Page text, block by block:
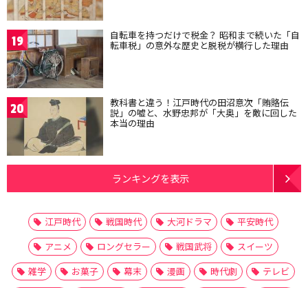
19 自転車を持つだけで税金？ 昭和まで続いた「自
転車税」の意外な歴史と脱税が横行した理由
20 教科書と違う！江戸時代の田沼意次「賄賂伝
説」の嘘と、水野忠邦が「大奥」を敵に回した
本当の理由
ランキングを表示
江戸時代 戦国時代 大河ドラマ
平安時代
アニメ
ロングセラー 戦国武将
スイーツ
雑学
お菓子 幕末 漫画 時代劇
テレビ